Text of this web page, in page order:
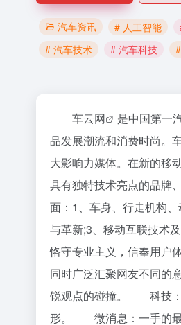
汽车资讯 # 人工智能
# 汽车技术
# 汽车科技
车云网 是中国第一
品发展潮流和消费时尚。
大影响力媒体。在新的移
具有独特技术亮点的品牌
面：1、车身、行走机构
与革新;3、移动互联技术
恪守专业主义，信奉用户
同时广泛汇聚网友不同的
锐观点的碰撞。 科技：
形。 微消息：一手的最